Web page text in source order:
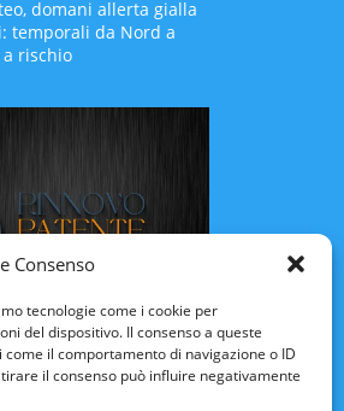
Consenso
tecnologie come i cookie per
del dispositivo. Il consenso a queste
il comportamento di navigazione o ID
il consenso può influire negativamente
domani allerta gialla
temporali da Nord a
rischio
Online